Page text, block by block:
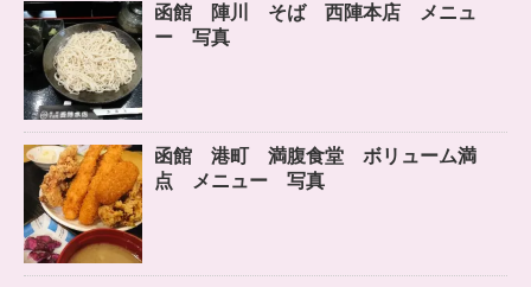
函館 陣川 そば 西陣本店 メニュ
ー 写真
函館 港町 満腹食堂 ボリューム満
点 メニュー 写真